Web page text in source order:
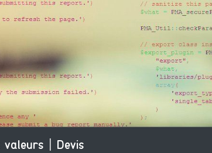
valeurs Devis